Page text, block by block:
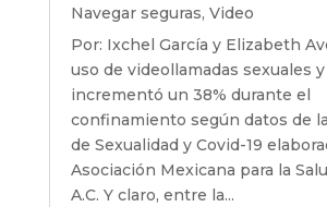
Navegar seguras, Video
Por: Ixchel García y Elizabeth
uso de videollamadas sexuales
incrementó un 38% durante el
confinamiento según datos de
de Sexualidad y Covid-19
Asociación Mexicana para la
A.C. Y claro, entre la...